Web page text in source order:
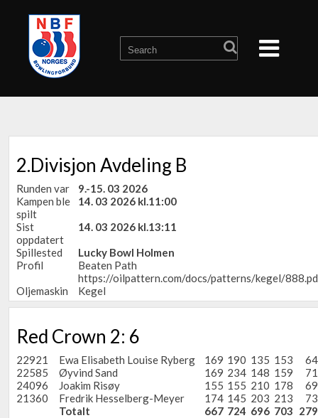
2.Divisjon Avdeling B
Runden var
9.-15. 03 2026
Kampen ble
spilt
14. 03 2026 kl.11:00
Sist
oppdatert
14. 03 2026 kl.13:11
Spillested
Lucky Bowl Holmen
Profil
Beaten Path
https://oilpattern.com/docs/patterns/kegel/
Oljemaskin
Kegel
Red Crown 2: 6
22921 Ewa Elisabeth Louise Ryberg 169 190 135 153
22585
Øyvind Sand 169 234 148 159
24096
Joakim Risøy 155 155 210 178
21360
Fredrik Hesselberg-Meyer 174 145 203 213
Totalt
667 724 696 703